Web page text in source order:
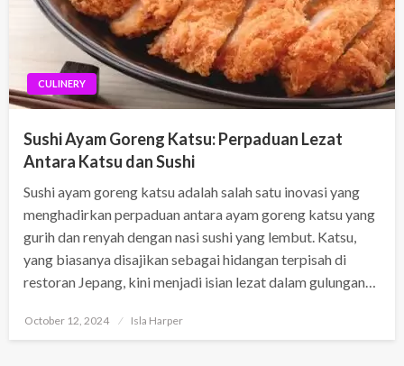
CULINERY
Sushi Ayam Goreng Katsu: Perpaduan Lezat
Antara Katsu dan Sushi
Sushi ayam goreng katsu adalah salah satu inovasi yang
menghadirkan perpaduan antara ayam goreng katsu yang
gurih dan renyah dengan nasi sushi yang lembut. Katsu,
yang biasanya disajikan sebagai hidangan terpisah di
restoran Jepang, kini menjadi isian lezat dalam gulungan…
Posted
October 12, 2024 Isla Harper